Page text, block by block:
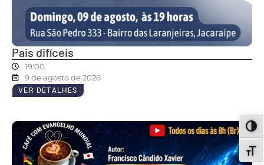
Pais difíceis
19:00
9 de agosto de 2026
VER DETALHES